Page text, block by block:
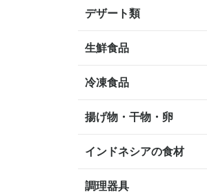
デザート類
生鮮食品
冷凍食品
揚げ物・干物・卵
インドネシアの食材
調理器具